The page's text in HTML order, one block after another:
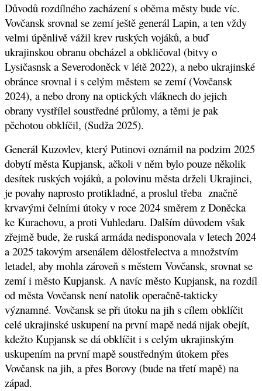
Důvodů rozdílného zacházení s oběma městy bude víc.
Vovčansk srovnal se zemí ještě generál Lapin, a ten vždy
velmi úpěnlivě vážil krev ruských vojáků, a buď
ukrajinskou obranu obcházel a obkličoval (bitvy o
Lysičasnsk a Severodoněck v létě 2022), a nebo ukrajinské
obránce srovnal i s celým městem se zemí (Vovčansk
2024), a nebo drony na optických vláknech do jejich
obrany vystřílel soustředné průlomy, a těmi je pak
pěchotou obklíčil, (Sudža 2025).
Generál Kuzovlev, který Putinovi oznámil na podzim 2025
dobytí města Kupjansk, ačkoli v něm bylo pouze několik
desítek ruských vojáků, a polovinu města drželi Ukrajinci,
je povahy naprosto protikladné, a proslul třeba značně
krvavými čelními útoky v roce 2024 směrem z Doněcka
ke Kurachovu, a proti Vuhledaru. Dalším důvodem však
zřejmě bude, že ruská armáda nedisponovala v letech 2024
a 2025 takovým arsenálem dělostřelectva a množstvím
letadel, aby mohla zároveň s městem Vovčansk, srovnat se
zemí i město Kupjansk. A navíc město Kupjansk, na rozdíl
od města Vovčansk není natolik operačně-takticky
významné. Vovčansk se při útoku na jih s cílem obklíčit
celé ukrajinské uskupení na první mapě nedá nijak obejít,
kdežto Kupjansk se dá obklíčit i s celým ukrajinským
uskupením na první mapě soustředným útokem přes
Vovčansk na jih, a přes Borovy (bude na třetí mapě) na
západ.